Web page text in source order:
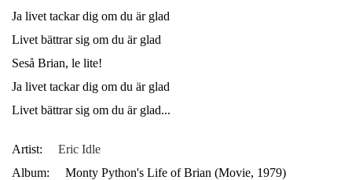
Ja livet tackar dig om du är glad
Livet bättrar sig om du är glad
Seså Brian, le lite!
Ja livet tackar dig om du är glad
Livet bättrar sig om du är glad...
Artist:
Eric Idle
Album:
Monty Python's Life of Brian (Movie, 1979)